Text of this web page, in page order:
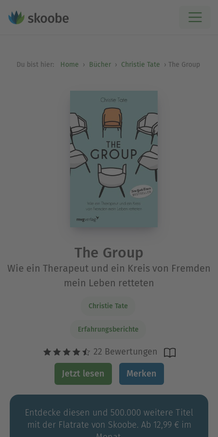
Du bist hier: Home Bücher Christie Tate The Group
The Group
Wie ein Therapeut und ein Kreis von Fremden
mein Leben retteten
Christie Tate
Erfahrungsberichte
22 Bewertungen
Jetzt lesen Merken
Entdecke diesen und 500.000 weitere Titel
mit der Flatrate von Skoobe. Ab 12,99 € im